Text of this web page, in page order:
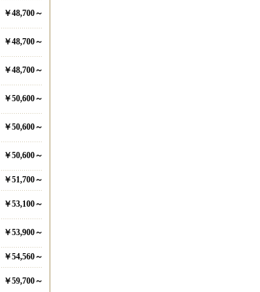
￥48,700～
￥48,700～
￥48,700～
￥50,600～
￥50,600～
￥50,600～
￥51,700～
￥53,100～
￥53,900～
￥54,560～
￥59,700～